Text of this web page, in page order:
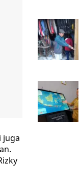
juga